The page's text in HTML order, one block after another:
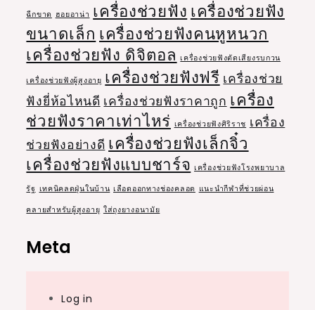
ฉีกขาด ฮอยอาน่า เครื่องช่วยฟัง เครื่องช่วยฟัง
ขนาดเล็ก เครื่องช่วยฟังคนหูหนวก
เครื่องช่วยฟัง ดิจิตอล เครื่องช่วยฟังตัดเสียงรบกวน
เครื่องช่วยฟังผู้สูงอายุ เครื่องช่วยฟังฟรี เครื่องช่วย
ฟังยี่ห้อไหนดี เครื่องช่วยฟังราคาถูก เครื่อง
ช่วยฟังราคาเท่าไหร่ เครื่องช่วยฟังศิริราช เครื่อง
ช่วยฟังอย่างดี เครื่องช่วยฟังเล็กจิ๋ว
เครื่องช่วยฟังแบบชาร์จ เครื่องช่วยฟังโรงพยาบาล
รัฐ เทคนิคลดฝุ่นในบ้าน เลือดออกทางช่องคลอด แนะนำกีฬาที่ช่วยผ่อน
คลายสำหรับผู้สูงอายุ ใส่ถุงยางอนามัย
Meta
Log in